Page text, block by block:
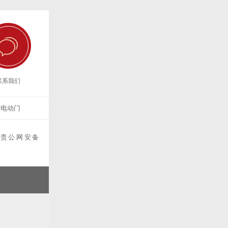
系我们
动门
公网安备